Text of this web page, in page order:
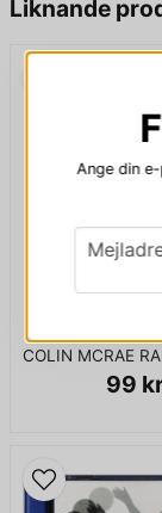
Liknande
99
Ja, ni får
Ange din
email